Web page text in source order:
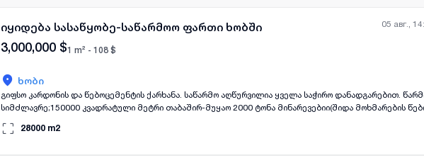
05 авг.,
all-photos+(7 )
იყიდება სასაწყობე-საწარმოო ფართი ხობში
3,000,000 $1 m² - 108 $
ხობი
გიფსო კარდონის და წებოცემენტის ქარხანა. საწარმო აღწურვილია ყველა საჭირო დანადგარებით. წარმოების
სიმძლავრე;150000 კვადრატული მეტრი თაბაშირ-მუყაო 2000 ტონა მინარევებიი(შიდა მოხმარების
გამძლე წებოცემენტი 2 სახის, თვითსწორებადი წებოცემენტი). ტერიტორია არის 28100 მ2 აქედან
ადმინისტრაციული შენობა 6412 მ2 არის საწარმოს შენობა. ასევე არის ქვიშის კარიერი 16 კმში.
28000 m2